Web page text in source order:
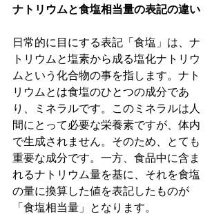
ナトリウムと食塩相当量の表記の違い
日常的に目にする表記「食塩」は、ナ
トリウムと塩素から成る塩化ナトリウ
ムという化合物の事を指します。ナト
リウムとは食塩のひとつの成分であ
り、ミネラルです。このミネラルは人
間にとって必要な栄養素ですが、体内
で生成されません。そのため、とても
重要な成分です。一方、食品中に含ま
れるナトリウム量を基に、それを食塩
の量に換算した値を表記したものが
「食塩相当量」となります。